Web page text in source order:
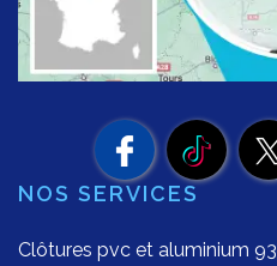
NOS SERVICES
Clôtures pvc et aluminium 93